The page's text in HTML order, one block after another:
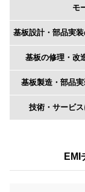
モ
基板設計・部品実
基板の修理・改
基板製造・部品
技術・サービ
EMI